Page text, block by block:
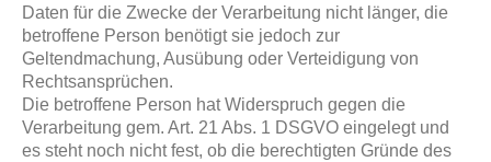
Daten für die Zwecke der Verarbeitung nicht länger, die
betroffene Person benötigt sie jedoch zur
Geltendmachung, Ausübung oder Verteidigung von
Rechtsansprüchen.
Die betroffene Person hat Widerspruch gegen die
Verarbeitung gem. Art. 21 Abs. 1 DSGVO eingelegt und
es steht noch nicht fest, ob die berechtigten Gründe des